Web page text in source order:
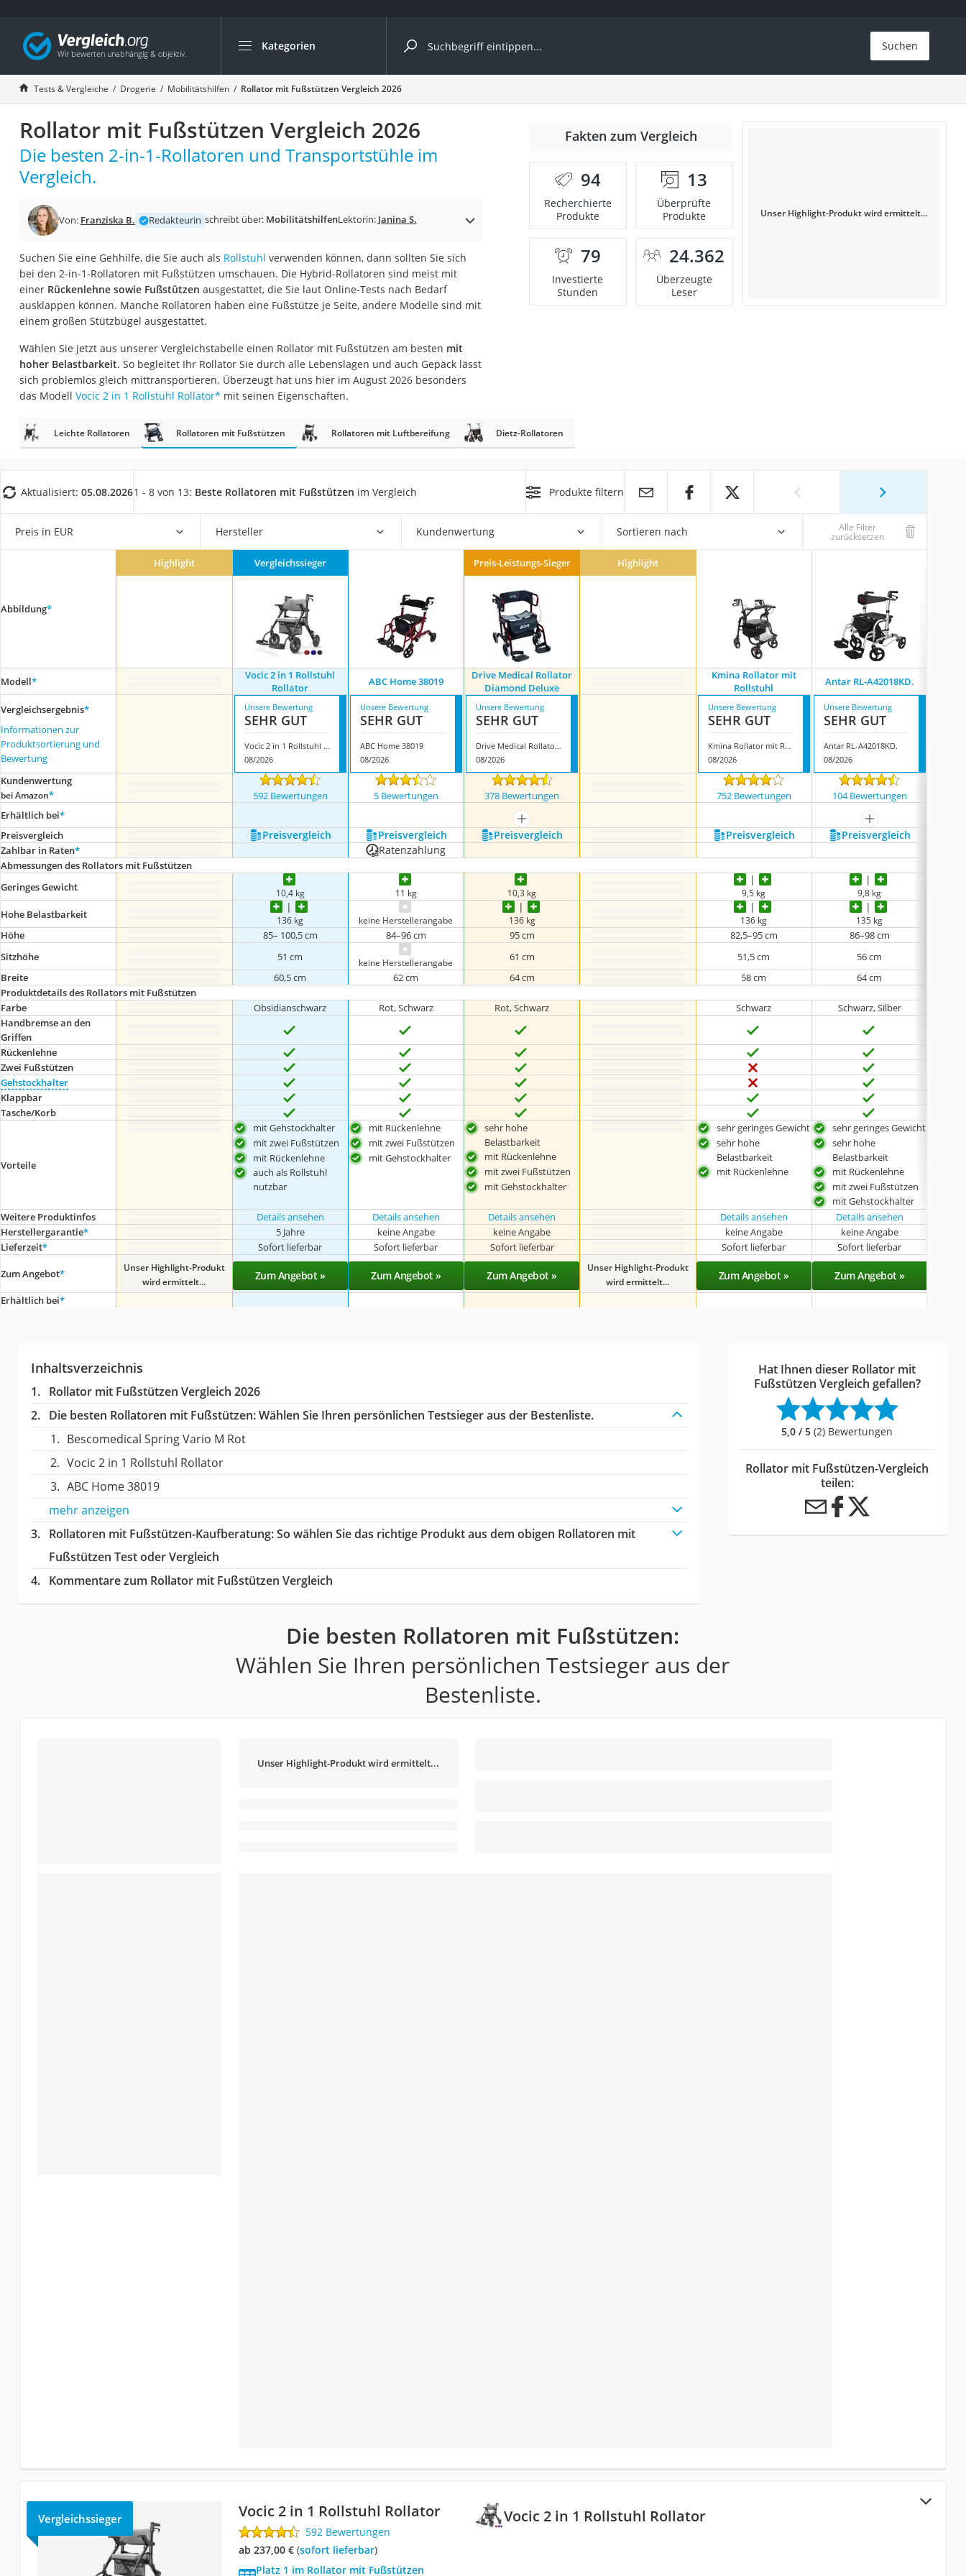
Kategorien
Die beliebtesten Vergleiche nach Kategorie
Drogerie
Inhalator
Haarschneider
Rollator
Rasierer
Massagepistole
Epilierer
Reisehaartrockner
Magnesiumpräparat
Katzenklappe
Nackenmassagegerät
Zeckenschutz Katze
leichter Haartrockner
Schildkrötenhaus
Massagegerät
Service
Suchen
Tests & Vergleiche Drogerie Mobilitätshilfen Rollator mit Fußstützen Vergleich 2026
Rollator mit Fußstützen Vergleich 2026
Die besten 2-in-1-Rollatoren und Transportstühle im
Vergleich.
Von: Franziska B. Redakteurin schreibt über: MobilitätshilfenLektorin: Janina S.
Suchen Sie eine Gehhilfe, die Sie auch als Rollstuhl verwenden können, dann sollten Sie sich
bei den 2-in-1-Rollatoren mit Fußstützen umschauen. Die Hybrid-Rollatoren sind meist mit
einer Rückenlehne sowie Fußstützen ausgestattet, die Sie laut Online-Tests nach Bedarf
ausklappen können. Manche Rollatoren haben eine Fußstütze je Seite, andere Modelle sind mit
einem großen Stützbügel ausgestattet.
Wählen Sie jetzt aus unserer Vergleichstabelle einen Rollator mit Fußstützen am besten mit
hoher Belastbarkeit. So begleitet Ihr Rollator Sie durch alle Lebenslagen und auch Gepäck lässt
sich problemlos gleich mittransportieren. Überzeugt hat uns hier im August 2026 besonders
das Modell Vocic 2 in 1 Rollstuhl Rollator* mit seinen Eigenschaften.
Fakten zum Vergleich
94
Recherchierte
Produkte
13
Überprüfte
Produkte
79
Investierte
Stunden
24.362
Überzeugte
Leser
Unser Highlight-Produkt wird ermittelt...
Leichte Rollatoren Rollatoren mit Fußstützen Rollatoren mit Luftbereifung Dietz-Rollatoren
Aktualisiert: 05.08.20261 - 8 von 13: Beste Rollatoren mit Fußstützen im Vergleich Produkte filtern
Preis in EUR Hersteller Kundenwertung Sortieren nach Alle Filter
zurücksetzen
Abbildung*
Highlight Vergleichssieger Preis-Leistungs-Sieger Highlight
Modell*
Vocic 2 in 1 Rollstuhl
Rollator
ABC Home 38019
Drive Medical Rollator
Diamond Deluxe
Kmina Rollator mit
Rollstuhl
Antar RL-A42018KD.
Vergleichsergebnis*
Informationen zur
Produktsortierung und
Bewertung
Unsere Bewertung
SEHR GUT
Vocic 2 in 1 Rollstuhl Rollator
08/2026
Unsere Bewertung
SEHR GUT
ABC Home 38019
08/2026
Unsere Bewertung
SEHR GUT
Drive Medical Rollator Diamond Deluxe
08/2026
Unsere Bewertung
SEHR GUT
Kmina Rollator mit Rollstuhl
08/2026
Unsere Bewertung
SEHR GUT
Antar RL-A42018KD.
08/2026
Kundenwertung
bei Amazon* 592 Bewertungen 5 Bewertungen 378 Bewertungen 752 Bewertungen 104 Bewertungen
Erhältlich bei*
mehr anzeigen
mehr anzeigen
Preis­vergleich
Preis­vergleich Preis­vergleich Preis­vergleich Preis­vergleich Preis­vergleich
Zahlbar in Raten* Ratenzahlung
Abmessungen des Rollators mit Fußstützen
Geringes Gewicht
10,4 kg 11 kg 10,3 kg 9,5 kg 9,8 kg
Hohe Belastbarkeit 136 kg keine Herstellerangabe 136 kg 136 kg 135 kg
Höhe 85– 100,5 cm 84–96 cm 95 cm 82,5–95 cm 86–98 cm
Sitzhöhe
51 cm keine Herstellerangabe 61 cm 51,5 cm
56 cm
Breite
60,5 cm 62 cm 64 cm 58 cm
64 cm
Produktdetails des Rollators mit Fußstützen
Farbe
Obsidianschwarz Rot, Schwarz Rot, Schwarz Schwarz Schwarz, Silber
Handbremse an den
Griffen
Rückenlehne
Zwei Fußstützen
Gehstockhalter
Klappbar
Tasche/Korb
Vorteile
mit Gehstockhalter
mit zwei Fußstützen
mit Rückenlehne
auch als Rollstuhl
nutzbar
mit Rückenlehne
mit zwei Fußstützen
mit Gehstockhalter
sehr hohe
Belastbarkeit
mit Rückenlehne
mit zwei Fußstützen
mit Gehstockhalter
sehr geringes Gewicht
sehr hohe
Belastbarkeit
mit Rückenlehne
sehr geringes Gewicht
sehr hohe
Belastbarkeit
mit Rückenlehne
mit zwei Fußstützen
mit Gehstockhalter
Weitere Produktinfos Details ansehen Details ansehen Details ansehen Details ansehen Details ansehen
Herstellergarantie* 5 Jahre keine Angabe keine Angabe keine Angabe keine Angabe
Lieferzeit* Sofort lieferbar Sofort lieferbar Sofort lieferbar Sofort lieferbar Sofort lieferbar
Zum Angebot*
Unser Highlight-Produkt
wird ermittelt...
Zum Angebot » Zum Angebot » Zum Angebot »
Unser Highlight-Produkt
wird ermittelt...
Zum Angebot » Zum Angebot »
Erhältlich bei*
Inhaltsverzeichnis
Rollator mit Fußstützen Vergleich 2026
Die besten Rollatoren mit Fußstützen:Wählen Sie Ihren persönlichen Testsieger aus der Bestenliste.
Bescomedical Spring Vario M Rot
Vocic 2 in 1 Rollstuhl Rollator
ABC Home 38019
mehr anzeigen
Rollatoren mit Fußstützen-Kaufberatung: So wählen Sie das richtige Produkt aus dem obigen Rollatoren mit
Fußstützen Test oder Vergleich
Kommentare zum Rollator mit Fußstützen Vergleich
Hat Ihnen dieser Rollator mit
Fußstützen Vergleich gefallen?
5,0 / 5 (2) Bewertungen
Rollator mit Fußstützen-Vergleich
teilen:
Die besten Rollatoren mit Fußstützen:
Wählen Sie Ihren persönlichen Testsieger aus der
Bestenliste.
Unser Highlight-Produkt wird ermittelt...
Vocic 2 in 1 Rollstuhl Rollator
Vergleichssieger Vocic 2 in 1 Rollstuhl Rollator
592 Bewertungen
ab 237,00 €( Sofort lieferbar)
Platz 1 im Rollator mit Fußstützen